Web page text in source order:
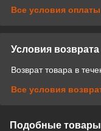
Все условия оплаты
Условия возврата
Возврат товара в
Все условия
Подобные